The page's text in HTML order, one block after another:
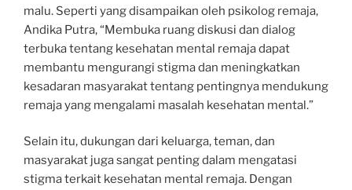
malu. Seperti yang disampaikan oleh psikolog remaja,
Andika Putra, “Membuka ruang diskusi dan dialog
terbuka tentang kesehatan mental remaja dapat
membantu mengurangi stigma dan meningkatkan
kesadaran masyarakat tentang pentingnya mendukung
remaja yang mengalami masalah kesehatan mental.”
Selain itu, dukungan dari keluarga, teman, dan
masyarakat juga sangat penting dalam mengatasi
stigma terkait kesehatan mental remaja. Dengan